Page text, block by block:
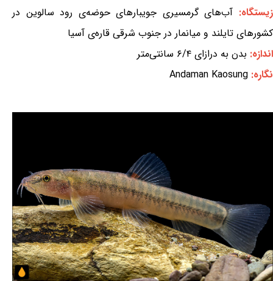
زیستگاه: آب‌های گرمسیری جویبارهای حوضه‌ی رود سالوین در
کشورهای تایلند و میانمار در جنوب شرقی قاره‌ی آسیا
اندازه: بدن به درازای ۶/۴ سانتی‌متر
نگاره: Andaman Kaosung